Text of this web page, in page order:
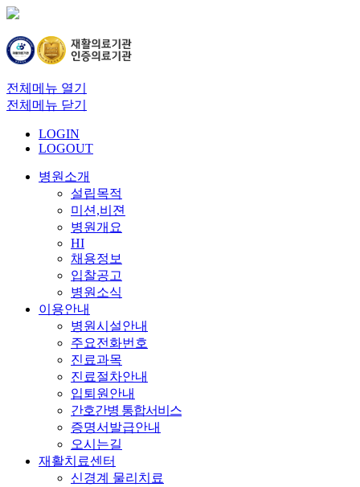
전체메뉴 열기
전체메뉴 닫기
LOGIN
LOGOUT
병원소개
설립목적
미션,비젼
병원개요
HI
채용정보
입찰공고
병원소식
이용안내
병원시설안내
주요전화번호
진료과목
진료절차안내
입퇴원안내
간호간병 통합서비스
증명서발급안내
오시는길
재활치료센터
신경계 물리치료